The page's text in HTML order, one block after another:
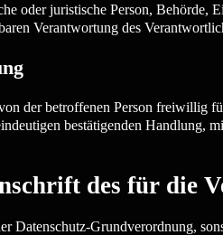
oder juristische Person, Behörde,
Verantwortung des
der betroffenen Person freiwillig
bestätigenden Handlung,
des für die
Datenschutz-Grundverordnung,